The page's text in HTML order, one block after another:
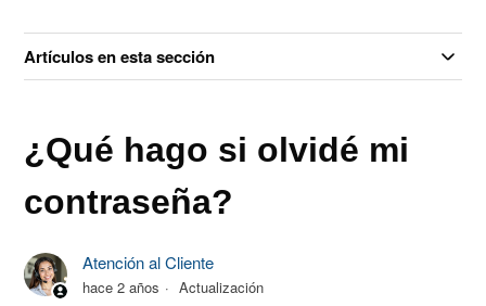
Artículos en esta sección
¿Qué hago si olvidé mi
contraseña?
Atención al Cliente
hace 2 años Actualización